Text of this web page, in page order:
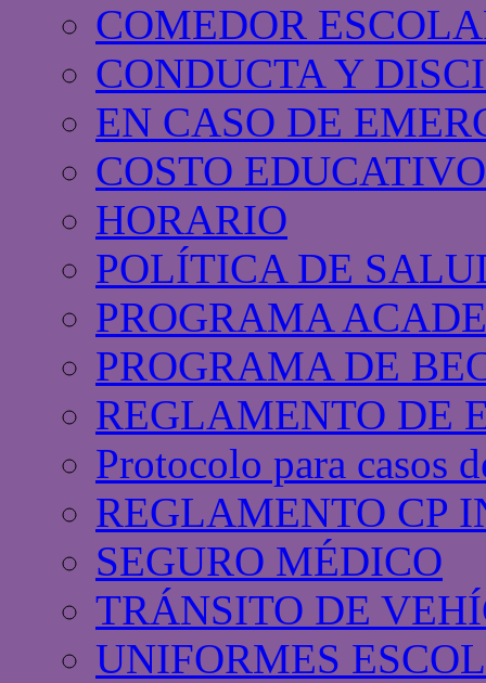
COMEDOR
CONDUCTA Y
EN CASO DE
COSTO
HORARIO
POLÍTICA DE
PROGRAMA
PROGRAMA DE
REGLAMENTO DE
Protocolo para casos
REGLAMENTO CP
SEGURO MÉDICO
TRÁNSITO DE
UNIFORMES